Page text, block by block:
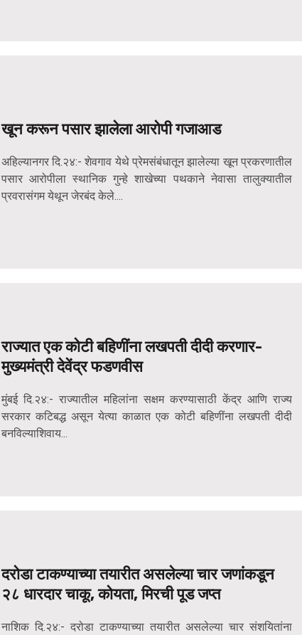
खून करून पसार झालेला आरोपी गजाआड
अहिल्यानगर दि.२४:- शेवगाव येथे प्रेमसंबंधातून झालेल्या खून प्रकरणातील
पसार आरोपीला स्थानिक गुन्हे शाखेच्या पथकाने नेवासा तालुक्यातील
प्रवरासंगम येथून जेरबंद केले....
राज्यात एक कोटी बहिणींना लखपती दीदी करणार-
मुख्यमंत्री देवेंद्र फडणवीस
मुंबई दि.२४:- राज्यातील महिलांना सक्षम करण्यासाठी केंद्र आणि राज्य
सरकार कटिबद्ध असून येत्या काळात एक कोटी बहिणींना लखपती दीदी
बनविल्याशिवाय...
दरोडा टाकण्याच्या तयारीत असलेल्या चार जणांकडून
२८ धारदार चाकू, कोयता, मिरची पूड जप्त
नाशिक दि.२४:- दरोडा टाकण्याच्या तयारीत असलेल्या चार संशयितांना